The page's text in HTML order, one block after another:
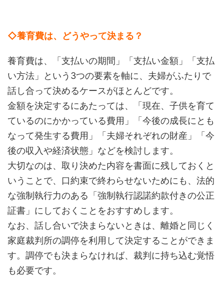
◇養育費は、どうやって決まる？
養育費は、「支払いの期間」「支払い金額」「支払
い方法」という3つの要素を軸に、夫婦がふたりで
話し合って決めるケースがほとんどです。
金額を決定するにあたっては、「現在、子供を育て
ているのにかかっている費用」「今後の成長にとも
なって発生する費用」「夫婦それぞれの財産」「今
後の収入や経済状態」などを検討します。
大切なのは、取り決めた内容を書面に残しておくと
いうことで、口約束で終わらせないためにも、法的
な強制執行力のある「強制執行認諾約款付きの公正
証書」にしておくことをおすすめします。
なお、話し合いで決まらないときは、離婚と同じく
家庭裁判所の調停を利用して決定することができま
す。調停でも決まらなければ、裁判に持ち込む覚悟
も必要です。